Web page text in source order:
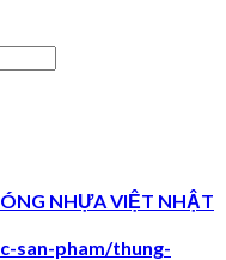
NHỰA VIỆT NHẬT
san-pham/thung-